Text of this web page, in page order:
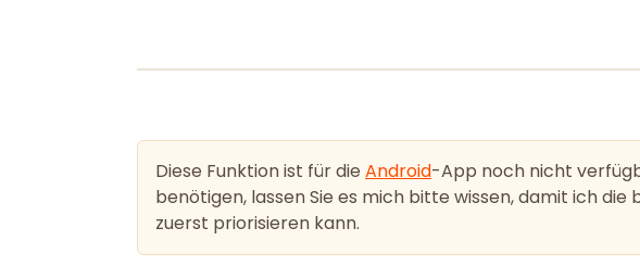
Diese Funktion ist für die Android-App noch nicht
benötigen, lassen Sie es mich bitte wissen, damit ich
zuerst priorisieren kann.